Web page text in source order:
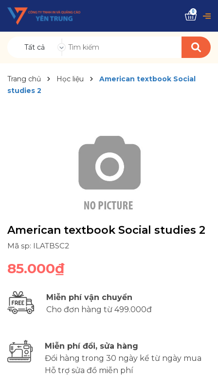
Tất cả
0
Trang chủ Học liệu
American textbook Social
studies 2
American textbook Social studies 2
Mã sp: ILATBSC2
85.000₫
Miễn phí vận chuyển
Cho đơn hàng từ 499.000đ
Miễn phí đổi, sửa hàng
Đổi hàng trong 30 ngày kể từ ngày mua
Hỗ trợ sửa đồ miễn phí